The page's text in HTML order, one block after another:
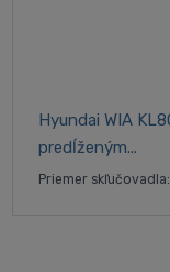
Hyundai WIA
predĺženým...
Priemer